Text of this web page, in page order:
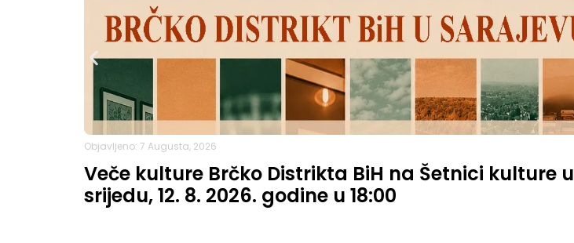
Objavljeno: 7 Augusta, 2026
Veče kulture Brčko Distrikta BiH na Šetnici kulture u
srijedu, 12. 8. 2026. godine u 18:00